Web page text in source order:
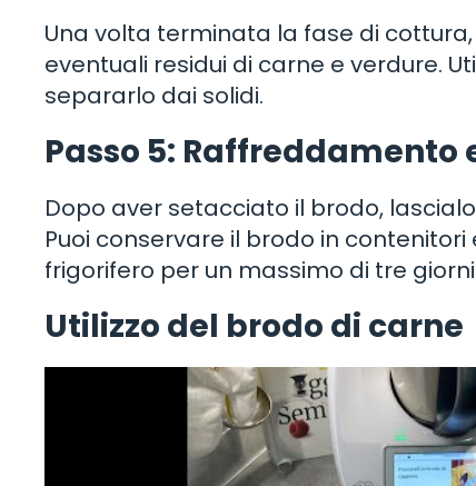
Una volta terminata la fase di
eventuali residui di carne e verdure.
separarlo dai solidi.
Passo 5: Raffreddamento
Dopo aver setacciato il brodo,
Puoi conservare il brodo in
frigorifero per un massimo di tre
Utilizzo del brodo di carne